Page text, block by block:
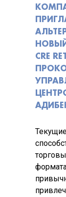
CRE